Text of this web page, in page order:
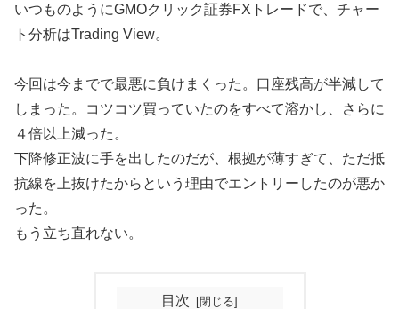
いつものようにGMOクリック証券FXトレードで、チャー
ト分析はTrading View。
今回は今までで最悪に負けまくった。口座残高が半減して
しまった。コツコツ買っていたのをすべて溶かし、さらに
４倍以上減った。
下降修正波に手を出したのだが、根拠が薄すぎて、ただ抵
抗線を上抜けたからという理由でエントリーしたのが悪か
った。
もう立ち直れない。
目次